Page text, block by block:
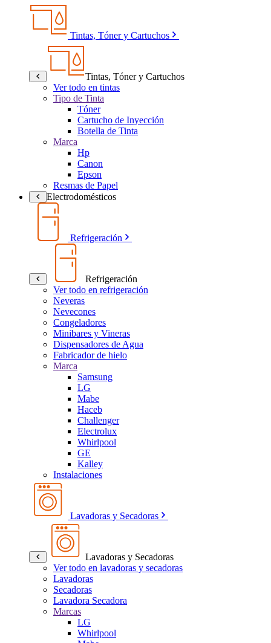
Tintas, Tóner y Cartuchos
Tintas, Tóner y Cartuchos
Ver todo en tintas
Tipo de Tinta
Tóner
Cartucho de Inyección
Botella de Tinta
Marca
Hp
Canon
Epson
Resmas de Papel
Electrodomésticos
Refrigeración
Refrigeración
Ver todo en refrigeración
Neveras
Nevecones
Congeladores
Minibares y Vineras
Dispensadores de Agua
Fabricador de hielo
Marca
Samsung
LG
Mabe
Haceb
Challenger
Electrolux
Whirlpool
GE
Kalley
Instalaciones
Lavadoras y Secadoras
Lavadoras y Secadoras
Ver todo en lavadoras y secadoras
Lavadoras
Secadoras
Lavadora Secadora
Marcas
LG
Whirlpool